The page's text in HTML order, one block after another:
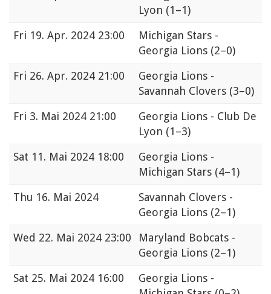
Lyon (1–1)
Fri 19. Apr. 2024 23:00
Michigan Stars -
Georgia Lions (2–0)
Fri 26. Apr. 2024 21:00
Georgia Lions -
Savannah Clovers (3–0)
Fri 3. Mai 2024 21:00
Georgia Lions - Club De
Lyon (1–3)
Sat 11. Mai 2024 18:00
Georgia Lions -
Michigan Stars (4–1)
Thu 16. Mai 2024
Savannah Clovers -
Georgia Lions (2–1)
Wed 22. Mai 2024 23:00
Maryland Bobcats -
Georgia Lions (2–1)
Sat 25. Mai 2024 16:00
Georgia Lions -